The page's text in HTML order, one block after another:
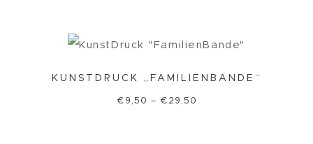
KUNSTDRUCK „FAMILIENBANDE“
€ 9,50 – € 29,50